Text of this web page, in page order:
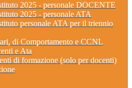
2025 - personale DOCENTE
2025 - personale ATA
personale ATA per il triennio
di Comportamento e CCNL
e Ata
di formazione (solo per docenti)